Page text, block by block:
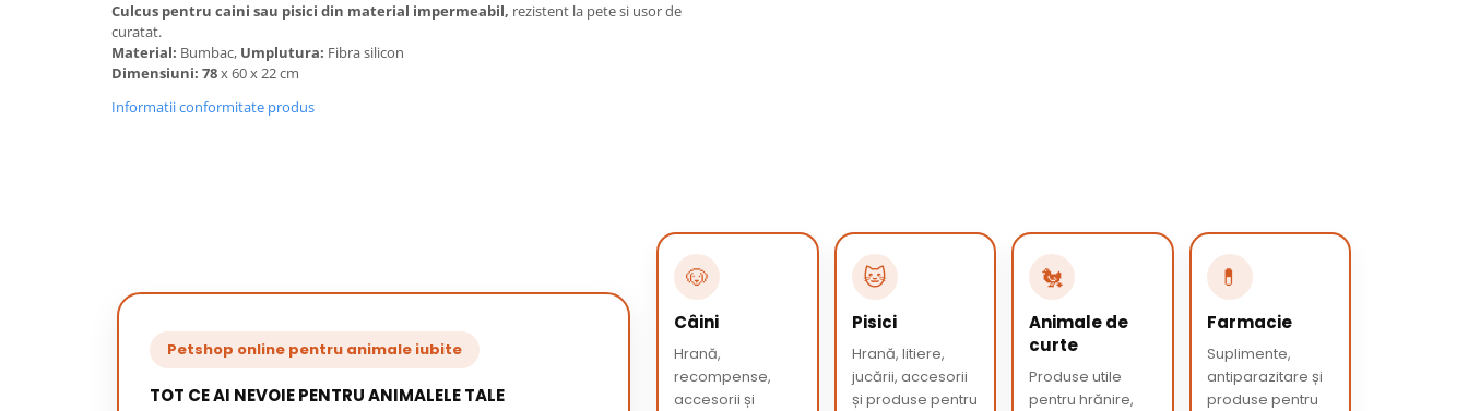
Culcus pentru caini sau pisici din material impermeabil, rezistent la pete si usor de
curatat.
Material: Bumbac, Umplutura: Fibra silicon
Dimensiuni: 78x 60 x 22 cm
Informatii conformitate produs
Petshop online pentru animale iubite
TOT CE AI NEVOIE PENTRU ANIMALELE TALE
🐶
Câini
Hrană,
recompense,
accesorii și
🐱
Pisici
Hrană, litiere,
jucării, accesorii
și produse pentru
🐔
Animale de
curte
Produse utile
pentru hrănire,
💊
Farmacie
Suplimente,
antiparazitare și
produse pentru